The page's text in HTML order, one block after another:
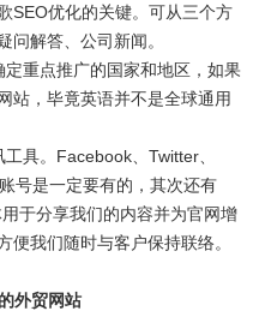
SEO优化的关键。可从三个方
问解答、公司新闻。
重点推广的国家和地区，如果
站，毕竟英语并不是全球通用
具。Facebook、Twitter、
号是一定要有的，其次还有
于分享我们的内容并为官网增
便我们随时与客户保持联络。
外贸网站